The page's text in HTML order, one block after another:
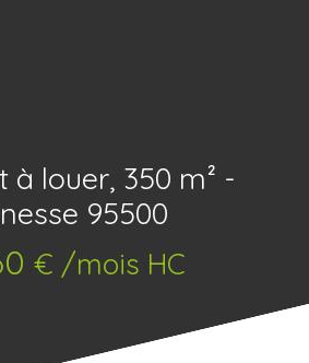
à louer, 350 m² -
95500
€ /mois HC